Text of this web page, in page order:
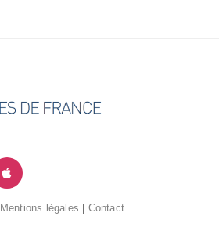
Mentions légales | Contact